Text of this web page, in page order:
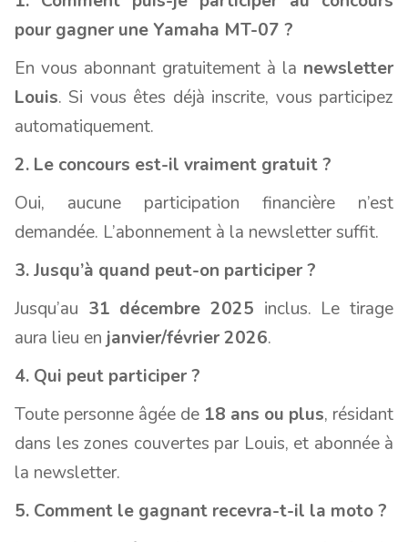
pour gagner une Yamaha MT-07 ?
En vous abonnant gratuitement à la newsletter
Louis. Si vous êtes déjà inscrite, vous participez
automatiquement.
2. Le concours est-il vraiment gratuit ?
Oui, aucune participation financière n’est
demandée. L’abonnement à la newsletter suffit.
3. Jusqu’à quand peut-on participer ?
Jusqu’au 31 décembre 2025 inclus. Le tirage
aura lieu en janvier/février 2026.
4. Qui peut participer ?
Toute personne âgée de 18 ans ou plus, résidant
dans les zones couvertes par Louis, et abonnée à
la newsletter.
5. Comment le gagnant recevra-t-il la moto ?